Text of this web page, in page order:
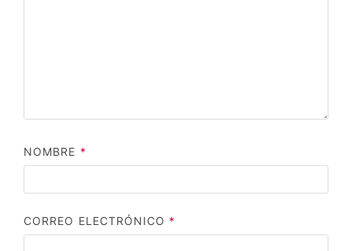
NOMBRE *
CORREO ELECTRÓNICO *